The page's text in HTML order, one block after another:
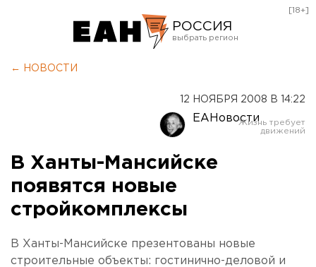
РОССИЯ
Оренбург
[18+]
← НОВОСТИ
12 НОЯБРЯ 2008 В 14:22
ЕАНовости
В Ханты-Мансийске
появятся новые
стройкомплексы
В Ханты-Мансийске презентованы новые
строительные объекты: гостинично-деловой и